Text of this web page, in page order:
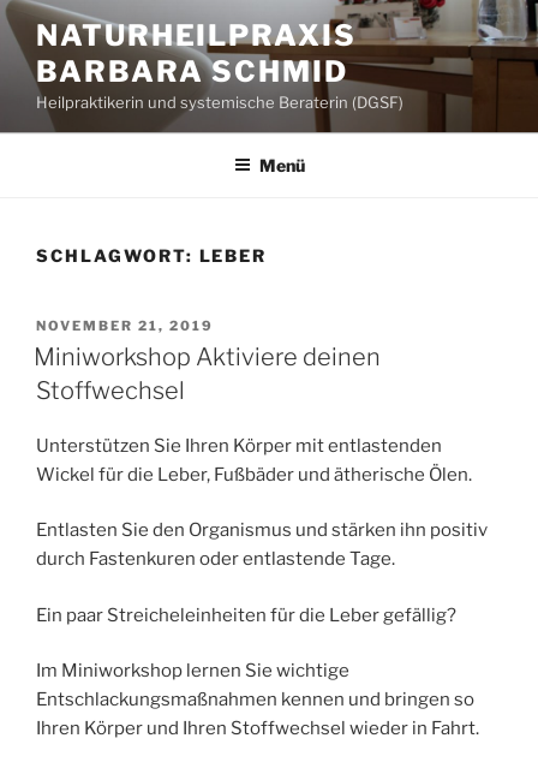
Zum
Inhalt
springen
NATURHEILPRAXIS
BARBARA SCHMID
Heilpraktikerin und systemische Beraterin (DGSF)
Menü
SCHLAGWORT: LEBER
VERÖFFENTLICHT
AM
NOVEMBER 21, 2019
Miniworkshop Aktiviere deinen
Stoffwechsel
Unterstützen Sie Ihren Körper mit entlastenden
Wickel für die Leber, Fußbäder und ätherische Ölen.
Entlasten Sie den Organismus und stärken ihn positiv
durch Fastenkuren oder entlastende Tage.
Ein paar Streicheleinheiten für die Leber gefällig?
Im Miniworkshop lernen Sie wichtige
Entschlackungsmaßnahmen kennen und bringen so
Ihren Körper und Ihren Stoffwechsel wieder in Fahrt.